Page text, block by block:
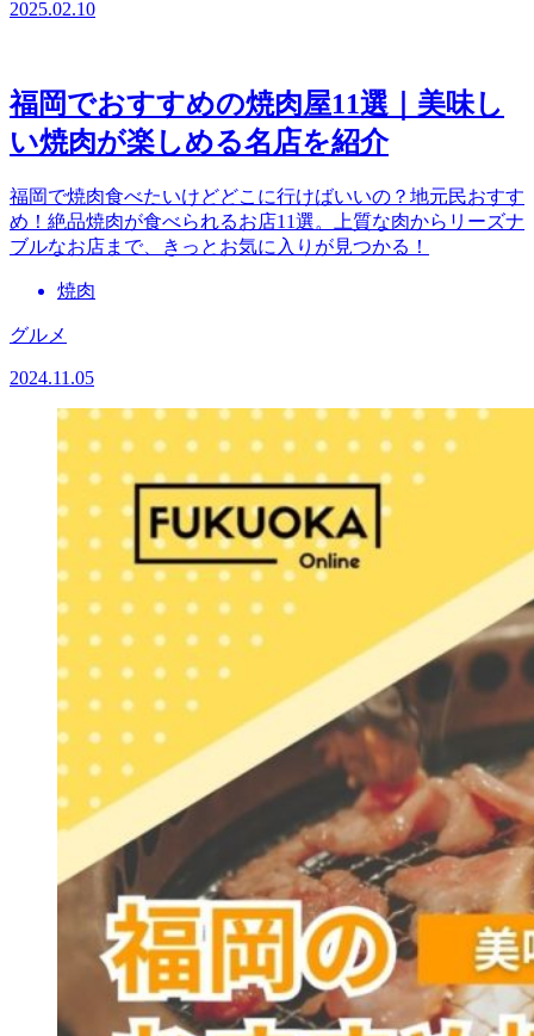
2025.02.10
福岡でおすすめの焼肉屋11選｜美味し
い焼肉が楽しめる名店を紹介
福岡で焼肉食べたいけどどこに行けばいいの？地元民おすす
め！絶品焼肉が食べられるお店11選。上質な肉からリーズナ
ブルなお店まで、きっとお気に入りが見つかる！
焼肉
グルメ
2024.11.05